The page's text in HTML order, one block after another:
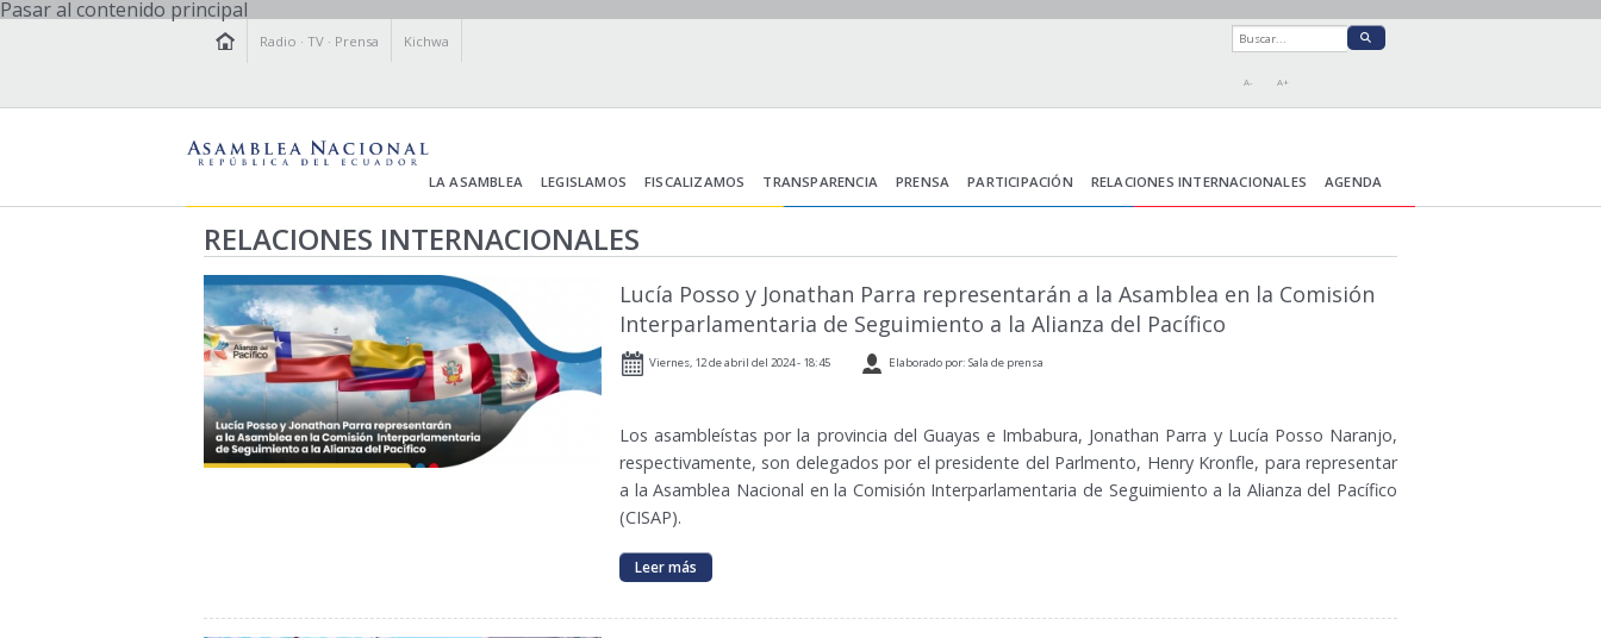
Pasar al contenido principal
Radio ·TV · Prensa Kichwa
A- A+
LA ASAMBLEA LEGISLAMOS FISCALIZAMOS TRANSPARENCIA PRENSA PARTICIPACIÓN RELACIONES INTERNACIONALES AGENDA
RELACIONES INTERNACIONALES
Lucía Posso y Jonathan Parra representarán a la Asamblea en la Comisión
Interparlamentaria de Seguimiento a la Alianza del Pacífico
Viernes, 12 de abril del 2024 - 18:45 Elaborado por: Sala de prensa
Los asambleístas por la provincia del Guayas e Imbabura, Jonathan Parra y Lucía Posso Naranjo,
respectivamente, son delegados por el presidente del Parlmento, Henry Kronfle, para representar
a la Asamblea Nacional en la Comisión Interparlamentaria de Seguimiento a la Alianza del Pacífico
(CISAP).
Leer más